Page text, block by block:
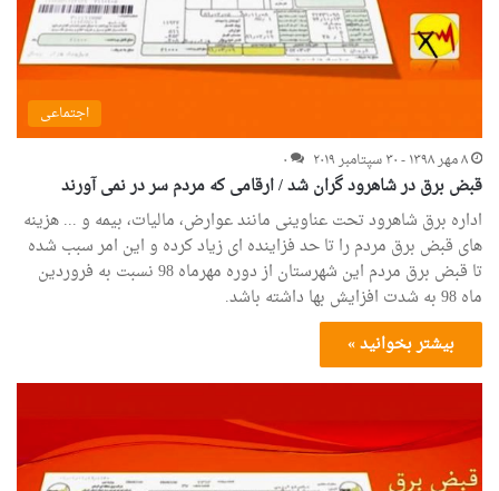
اجتماعی
۸ مهر ۱۳۹۸ - ۳۰ سپتامبر ۲۰۱۹
۰
قبض برق در شاهرود گران شد / ارقامی که مردم سر در نمی آورند
اداره برق شاهرود تحت عناوینی مانند عوارض، مالیات، بیمه و ... هزینه
های قبض برق مردم را تا حد فزاینده ای زیاد کرده و این امر سبب شده
تا قبض برق مردم این شهرستان از دوره مهرماه 98 نسبت به فروردین
ماه 98 به شدت افزایش بها داشته باشد.
بیشتر بخوانید »